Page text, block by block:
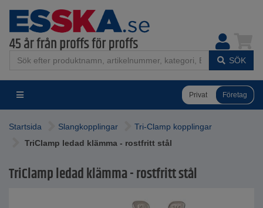
SÖK
Privat Företag
Startsida Slangkopplingar
Tri-Clamp kopplingar
TriClamp ledad klämma - rostfritt stål
TriClamp ledad klämma - rostfritt stål